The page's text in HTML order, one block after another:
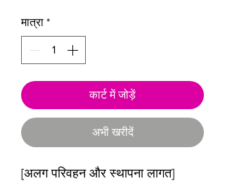
मात्रा *
कार्ट में जोड़ें
अभी खरीदें
[अलग परिवहन और स्थापना लागत]